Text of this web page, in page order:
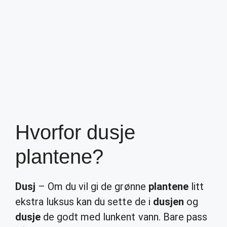
Hvorfor dusje
plantene?
Dusj – Om du vil gi de grønne plantenelitt
ekstra luksus kan du sette de i dusjen og
dusje de godt med lunkent vann. Bare pass